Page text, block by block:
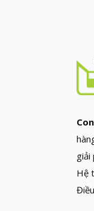
giải
Hệ